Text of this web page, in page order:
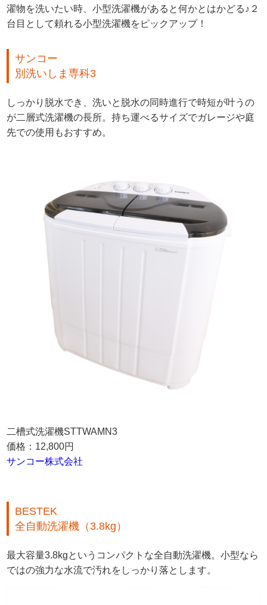
濯物を洗いたい時、小型洗濯機があると何かとはかどる♪２
台目として頼れる小型洗濯機をピックアップ！
サンコー
別洗いしま専科3
しっかり脱水でき、洗いと脱水の同時進行で時短が叶うの
が二層式洗濯機の長所。持ち運べるサイズでガレージや庭
先での使用もおすすめ。
二槽式洗濯機STTWAMN3
価格：12,800円
サンコー株式会社
BESTEK
全自動洗濯機（3.8kg）
最大容量3.8kgというコンパクトな全自動洗濯機。小型なら
ではの強力な水流で汚れをしっかり落とします。